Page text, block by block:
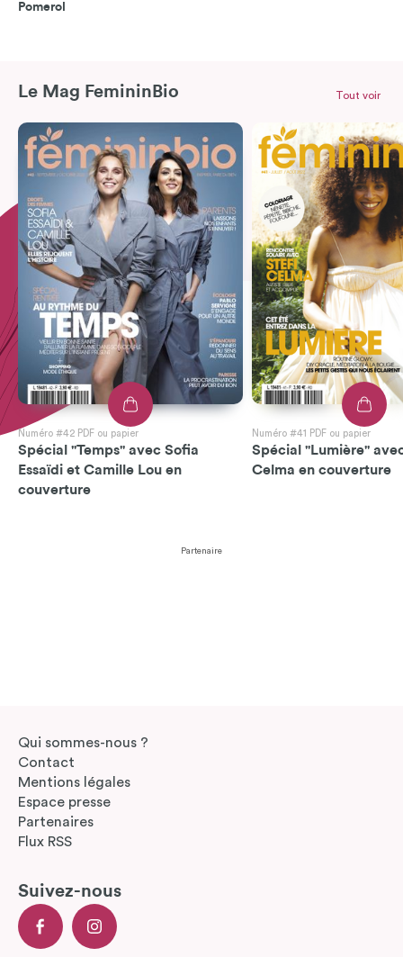
Pomerol
Le Mag FemininBio
Numéro #42 PDF ou papier
Spécial "Temps" avec Sofia
Essaïdi et Camille Lou en
couverture
Numéro #41 PDF ou papier
Spécial "Lumière"
Celma en couverture
Tout voir
Partenaire
Qui sommes-nous ?
Contact
Mentions légales
Espace presse
Partenaires
Flux RSS
Suivez-nous